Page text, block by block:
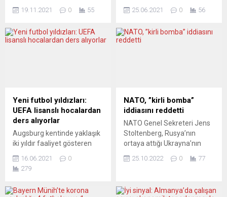
nedeniyle aşılılar dahil
kararı alınırken, Çekya’da
kapalı alanlara sadece aşı
yasağının uygulandığı
Avusturya’da Yukarı
Avusturya ve Salzburg
eyaletlerinde salgının hayatı
daha fazla olumsuz...
19.11.2021 0 55
Merkel, AB’nin göç ve
olumlu çalışmalarının
Başbakan Angela Merkel,
AB Komisyonu’nun Türkiye
şekilde uzatılabileceğine
ilişkin bir rapor verdiğini ve
kabul edildiğini anlatırken,
bunun bunun 3 milyar...
25.06.2021 0 56
Yeni futbol yıldızları:
UEFA lisanslı hocalardan
ders alıyorlar
Augsburg kentinde yaklaşık
iki yıldır faaliyet gösteren
teknik kadrosu ile 6-14 yaş
grubu çocuklara futbol
akademide disiplin ve
16.06.2021
0
279
NATO, ”kirli bomba”
iddiasını reddetti
NATO Genel Sekreteri Jens
Stoltenberg, Rusya’nın
ortaya attığı Ukrayna’nın
radyoaktif içerikli “kirli
bildirdi. Jens Stoltenberg,
25.10.2022 0 77